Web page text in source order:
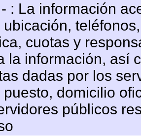
: La información
ubicación,
cuotas y
la información, así
dadas por los
puesto, domicilio
públicos